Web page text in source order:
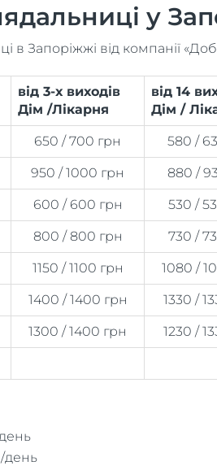
у
в Запоріжжі від компанії
від 3-х виходів
Дім /Лікарня
від 14
Дім /
650 / 700 грн 580 /
950 / 1000 грн 880 /
600 / 600 грн 530 /
800 / 800 грн 730 /
1150 / 1100 грн 1080 /
1400 / 1400 грн 1330 /
1300 / 1400 грн 1230 /
день